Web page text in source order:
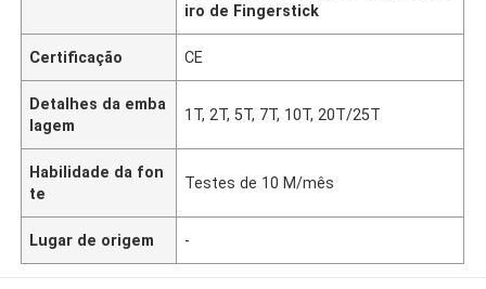
iro de Fingerstick
Certificação CE
Detalhes da emba
lagem
1T, 2T, 5T, 7T, 10T, 20T/25T
Habilidade da fon
te
Testes de 10 M/mês
Lugar de origem -